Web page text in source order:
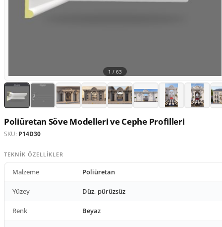
1 / 63
Poliüretan Söve Modelleri ve Cephe Profilleri
SKU: P14D30
TEKNIK ÖZELLIKLER
Malzeme Poliüretan
Yüzey Düz, pürüzsüz
Renk Beyaz